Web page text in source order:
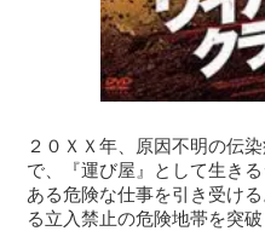
２０ＸＸ年、原因不明の伝
で、『運び屋』として生き
ある危険な仕事を引き受け
る立入禁止の危険地帯を突